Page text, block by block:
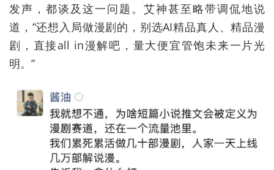
发声，都谈及这一问题。艾神甚至略带调侃地说
道，“还想入局做漫剧的，别选AI精品真人、精品漫
剧，直接all in漫解吧，量大便宜管饱未来一片光
明。”